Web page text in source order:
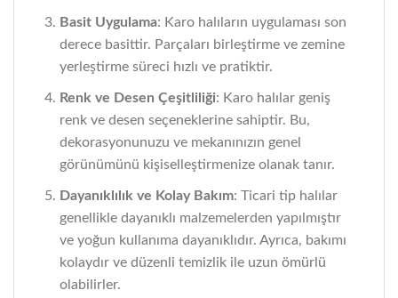
Basit Uygulama: Karo halıların uygulaması son
derece basittir. Parçaları birleştirme ve zemine
yerleştirme süreci hızlı ve pratiktir.
Renk ve Desen Çeşitliliği: Karo halılar geniş
renk ve desen seçeneklerine sahiptir. Bu,
dekorasyonunuzu ve mekanınızın genel
görünümünü kişiselleştirmenize olanak tanır.
Dayanıklılık ve Kolay Bakım: Ticari tip halılar
genellikle dayanıklı malzemelerden yapılmıştır
ve yoğun kullanıma dayanıklıdır. Ayrıca, bakımı
kolaydır ve düzenli temizlik ile uzun ömürlü
olabilirler.